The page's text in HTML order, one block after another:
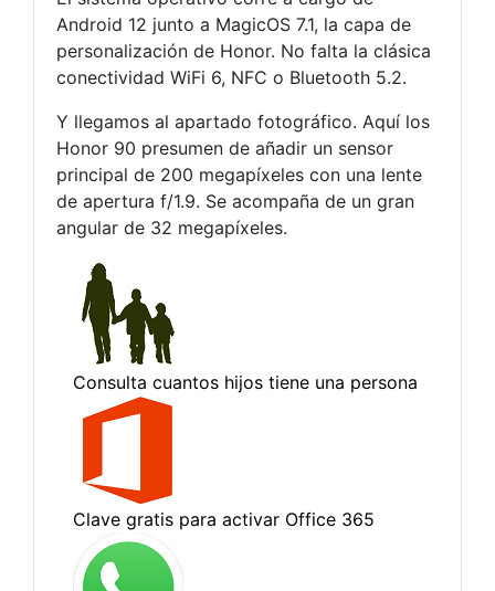
Android 12 junto a MagicOS 7.1, la capa de
personalización de Honor. No falta la clásica
conectividad WiFi 6, NFC o Bluetooth 5.2.
Y llegamos al apartado fotográfico. Aquí los
Honor 90 presumen de añadir un sensor
principal de 200 megapíxeles con una lente
de apertura f/1.9. Se acompaña de un gran
angular de 32 megapíxeles.